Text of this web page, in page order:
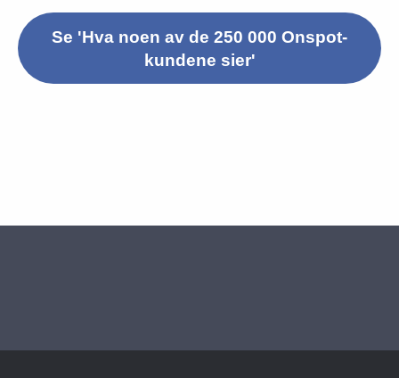
Se 'Hva noen av de 250 000 Onspot-
kundene sier'